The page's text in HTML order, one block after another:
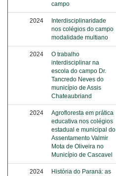
campo
2024
Interdisciplinaridade
nos colégios do campo
modalidade multiano
2024
O trabalho
interdisciplinar na
escola do campo Dr.
Tancredo Neves do
município de Assis
Chateaubriand
2024
Agrofloresta em prática
educativa nos colégios
estadual e municipal do
Assentamento Valmir
Mota de Oliveira no
Município de Cascavel
2024 História do Paraná: as